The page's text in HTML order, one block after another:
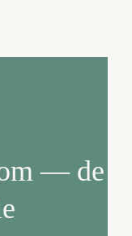
— de